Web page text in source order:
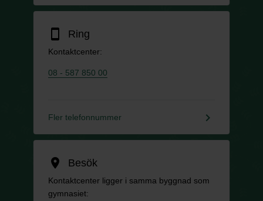
smartphone Ring
Kontaktcenter:
08 - 587 850 00
Fler telefonnummer keyboard_arrow_right
location_on Besök
Kontaktcenter ligger i samma byggnad som
gymnasiet: